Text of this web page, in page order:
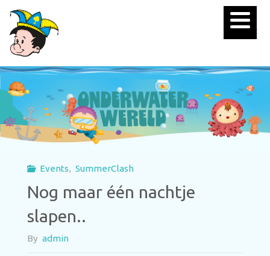
Events, SummerClash
Nog maar één nachtje
slapen..
By admin